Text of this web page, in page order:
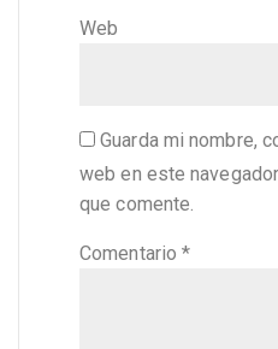
Web
Guarda mi nombre,
web en este
que comente.
Comentario*